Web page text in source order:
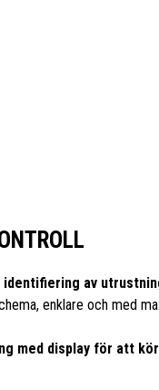
av
enklare och med
med display för att